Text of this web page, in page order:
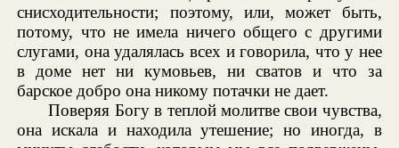
снисходительности; поэтому, или, может быть,
потому, что не имела ничего общего с другими
слугами, она удалялась всех и говорила, что у нее
в доме нет ни кумовьев, ни сватов и что за
барское добро она никому потачки не дает.
Поверяя Богу в теплой молитве свои чувства,
она искала и находила утешение; но иногда, в